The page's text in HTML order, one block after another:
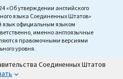
«Об утверждении английского
языка Соединенных Штатов»
язык официальным языком
именно англоязычные
правомочными версиями
уровня.
Соединенных Штатов